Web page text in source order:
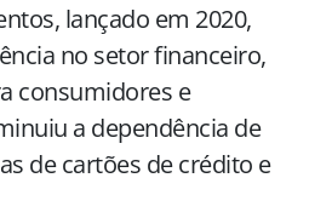
lançado em 2020,
no setor financeiro,
consumidores e
a dependência de
de cartões de crédito e